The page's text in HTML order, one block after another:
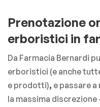
Prenotazione
erboristici in
Da Farmacia Bernardi
erboristici (e anche
e prodotti), e passare
la massima